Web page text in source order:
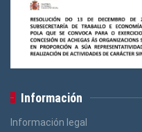
Información
Información legal